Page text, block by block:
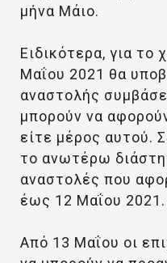
μήνα Μάιο.
Ειδικότερα, για το
Μαΐου 2021 θα
αναστολής
μπορούν να
είτε μέρος αυτού.
το ανωτέρω
αναστολές που
έως 12 Μαΐου 2021.
Από 13 Μαΐου οι